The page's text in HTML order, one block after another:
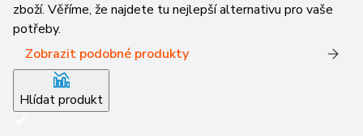
zboží. Věříme, že najdete tu nejlepší alternativu pro vaše
potřeby.
Zobrazit podobné produkty
Hlídat produkt